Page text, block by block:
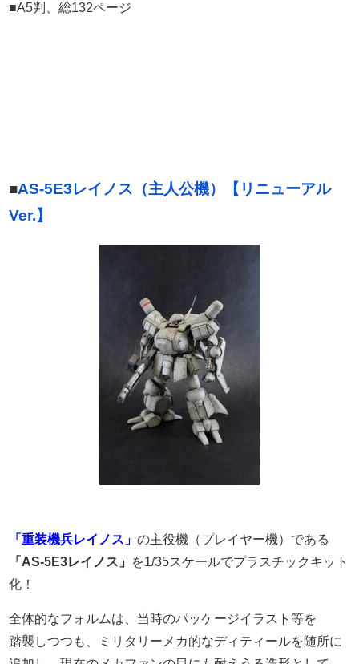
■A5判、総132ページ
■AS-5E3レイノス（主人公機）【リニューアル
Ver.】
「重装機兵レイノス」の主役機（プレイヤー機）である
「AS-5E3レイノス」
を1/35スケールでプラスチックキット
化！
全体的なフォルムは、当時のパッケージイラスト等を
踏襲しつつも、
ミリタリーメカ的なディティールを随所に